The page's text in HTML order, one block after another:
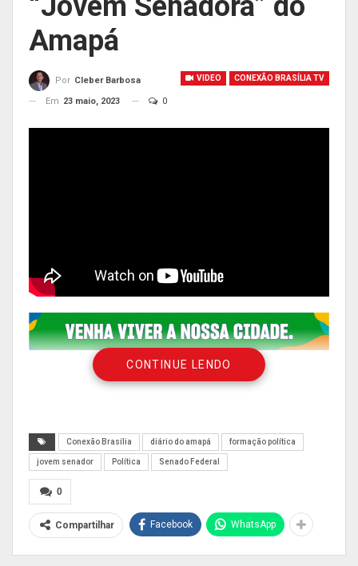
Amapá
VIDEO CONEXÃO BRASÍLIA TV
Por Cleber Barbosa
Em 23 maio, 2023 0
CONTINUE LENDO
Conexão Brasília diário do amapá formação política
jovem senador Política Senado Federal
0
Compartilhar Facebook WhatsApp